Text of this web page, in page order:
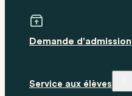
Demande d'admission
Service aux élèves